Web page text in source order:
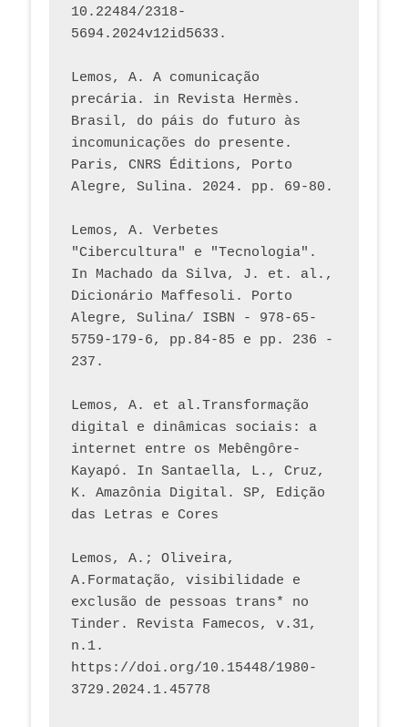
10.22484/2318-
5694.2024v12id5633.
Lemos, A. A comunicação
precária. in Revista Hermès.
Brasil, do páis do futuro às
incomunicações do presente.
Paris, CNRS Éditions, Porto
Lemos, A. Verbetes
"Cibercultura" e "Tecnologia".
In Machado da Silva, J. et. al.,
Dicionário Maffesoli. Porto
Alegre, Sulina/ ISBN - 978-65-
5759-179-6, pp.84-85 e pp. 236 -
237.
Lemos, A. et al.Transformação
digital e dinâmicas sociais: a
internet entre os Mebêngôre-
Kayapó. In Santaella, L., Cruz,
K. Amazônia Digital. SP, Edição
das Letras e Cores
Lemos, A.; Oliveira,
A.Formatação, visibilidade e
exclusão de pessoas trans* no
Tinder. Revista Famecos, v.31,
n.1.
https://doi.org/10.15448/1980-
3729.2024.1.45778